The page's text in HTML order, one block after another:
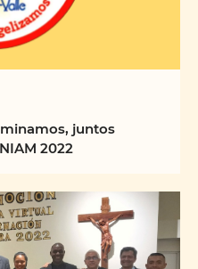
juntos
2022